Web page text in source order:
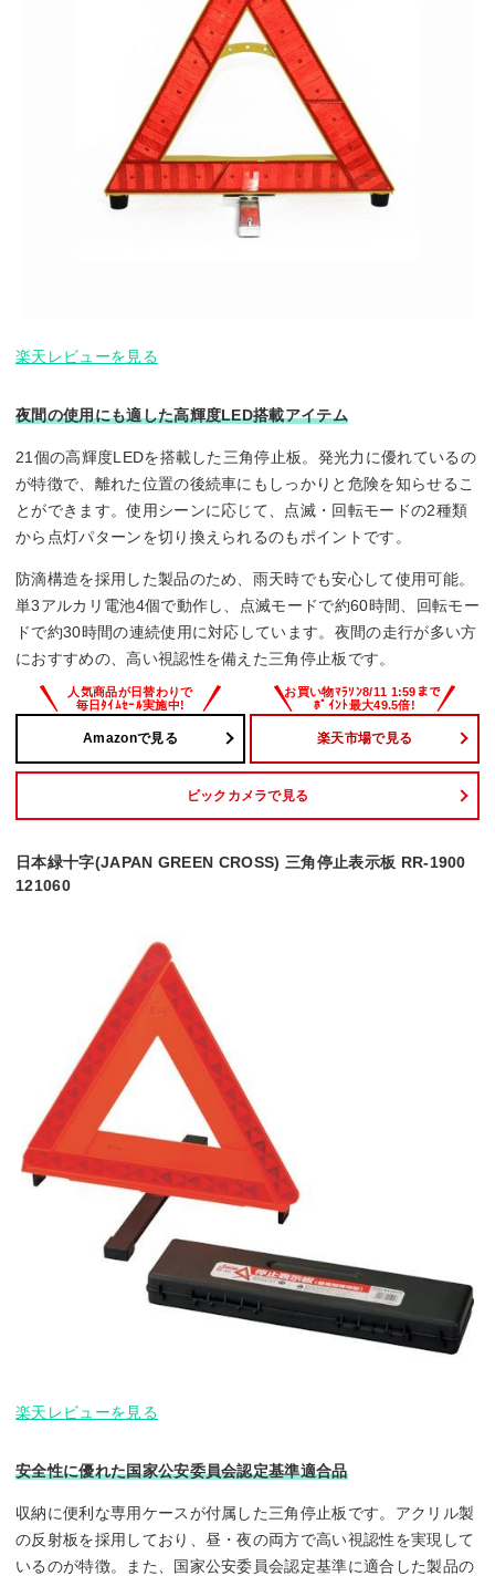
楽天レビューを見る
夜間の使用にも適した高輝度LED搭載アイテム
21個の高輝度LEDを搭載した三角停止板。発光力に優れているの
が特徴で、離れた位置の後続車にもしっかりと危険を知らせるこ
とができます。使用シーンに応じて、点滅・回転モードの2種類
から点灯パターンを切り換えられるのもポイントです。
防滴構造を採用した製品のため、雨天時でも安心して使用可能。
単3アルカリ電池4個で動作し、点滅モードで約60時間、回転モー
ドで約30時間の連続使用に対応しています。夜間の走行が多い方
におすすめの、高い視認性を備えた三角停止板です。
Amazonで見る 楽天市場で見る
ビックカメラで見る
日本緑十字(JAPAN GREEN CROSS) 三角停止表示板 RR-1900
121060
楽天レビューを見る
安全性に優れた国家公安委員会認定基準適合品
収納に便利な専用ケースが付属した三角停止板です。アクリル製
の反射板を採用しており、昼・夜の両方で高い視認性を実現して
いるのが特徴。また、国家公安委員会認定基準に適合した製品の